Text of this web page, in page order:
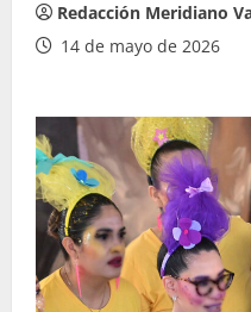
Redacción Meridiano
14 de mayo de 2026